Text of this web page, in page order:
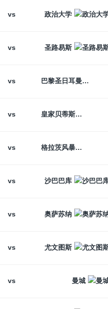
vs 政治大学
vs 圣路易斯
vs 巴黎圣日耳曼
vs 皇家贝蒂斯
vs 格拉茨风暴
vs 沙巴巴库
vs 奥萨苏纳
vs 尤文图斯
vs 曼城